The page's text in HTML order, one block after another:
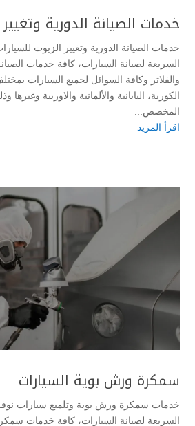
خدمات الصيانة الدورية
خدمات الصيانة الدورية وتغيير الزيوت
السريعة لصيانة السيارات، كافة خدمات
والفلاتر وكافة السوائل لجميع السيارات
الكورية، اليابانية والألمانية والاوربية
المخصص...
اقرأ المزيد
سمكرة ورش بوية السيارات
خدمات سمكرة ورش بوية وتلميع سيارات
السريعة لصيانة السيارات، كافة خدمات